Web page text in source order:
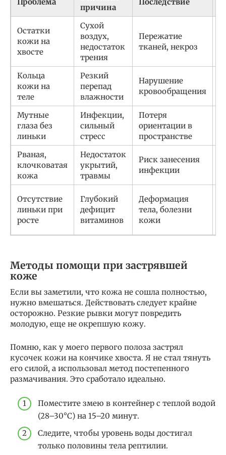
причина
Остатки
кожи на
хвосте
Сухой
воздух,
недостаток
трения
Пережатие
тканей, некроз
Кольца
кожи на
теле
Резкий
перепад
влажности
Нарушение
кровообращения
Мутные
глаза без
линьки
Инфекции,
сильный
стресс
Потеря
ориентации в
пространстве
Рваная,
клочковатая
кожа
Недостаток
укрытий,
травмы
Риск занесения
инфекции
Отсутствие
линьки при
росте
Глубокий
дефицит
витаминов
Деформация
тела, болезни
кожи
Методы помощи при застрявшей
коже
Если вы заметили, что кожа не сошла полностью,
нужно вмешаться. Действовать следует крайне
осторожно. Резкие рывки могут повредить
молодую, еще не окрепшую кожу.
Помню, как у моего первого полоза застрял
кусочек кожи на кончике хвоста. Я не стал тянуть
его силой, а использовал метод постепенного
размачивания. Это сработало идеально.
Поместите змею в контейнер с теплой водой
(28–30°C) на 15–20 минут.
Следите, чтобы уровень воды достигал
только половины тела рептилии.